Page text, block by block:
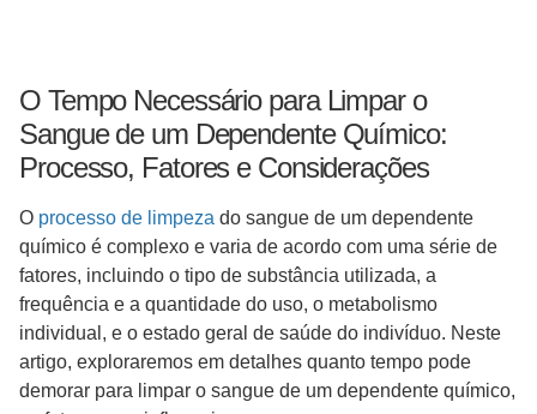
O Tempo Necessário para Limpar o
Sangue de um Dependente Químico:
Processo, Fatores e Considerações
O processo de limpeza do sangue de um dependente
químico é complexo e varia de acordo com uma série de
fatores, incluindo o tipo de substância utilizada, a
frequência e a quantidade do uso, o metabolismo
individual, e o estado geral de saúde do indivíduo. Neste
artigo, exploraremos em detalhes quanto tempo pode
demorar para limpar o sangue de um dependente químico,